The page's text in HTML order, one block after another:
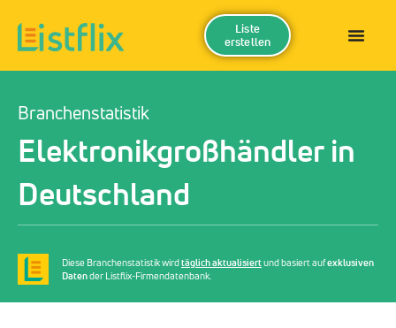
Liste
erstellen
Branchenstatistik
Elektronikgroßhändler in
Deutschland
Diese Branchenstatistik wirdtäglich aktualisiertund basiert aufexklusiven
Datender Listflix-Firmendatenbank.